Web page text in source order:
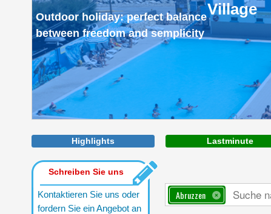
Village
between freedom and semplicity
Highlights Lastminute
Schreiben Sie uns
Kontaktieren Sie uns oder
fordern Sie ein Angebot an
Abruzzen